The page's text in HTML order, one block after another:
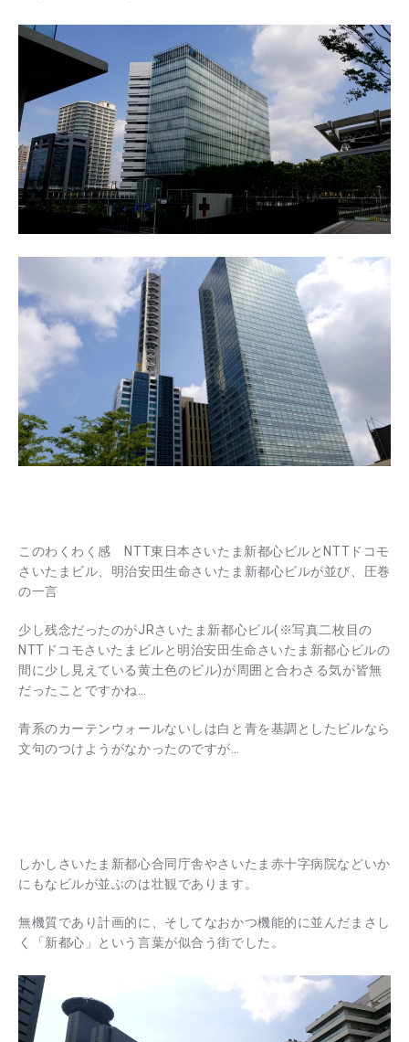
このわくわく感 NTT東日本さいたま新都心ビルとNTTドコモ
さいたまビル、明治安田生命さいたま新都心ビルが並び、圧巻
の一言
少し残念だったのがJRさいたま新都心ビル(※写真二枚目の
NTTドコモさいたまビルと明治安田生命さいたま新都心ビルの
間に少し見えている黄土色のビル)が周囲と合わさる気が皆無
だったことですかね…
青系のカーテンウォールないしは白と青を基調としたビルなら
文句のつけようがなかったのですが…
しかしさいたま新都心合同庁舎やさいたま赤十字病院などいか
にもなビルが並ぶのは壮観であります。
無機質であり計画的に、そしてなおかつ機能的に並んだまさし
く「新都心」という言葉が似合う街でした。